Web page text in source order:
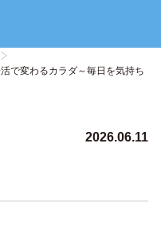
で変わるカラダ～毎日を気持ち
2026.06.11